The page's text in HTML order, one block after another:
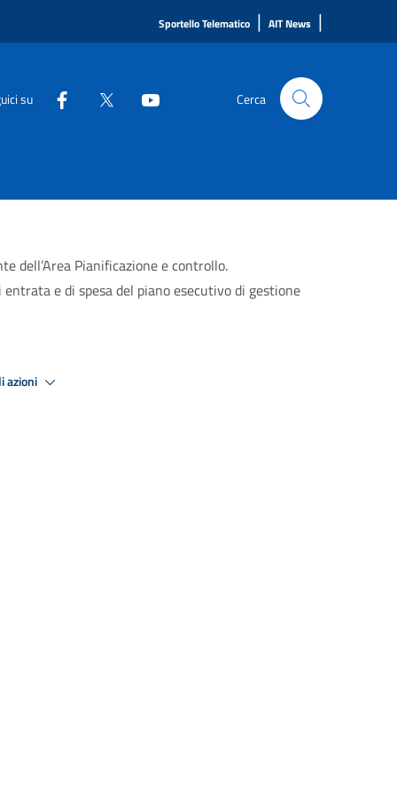
Sportello Telematico | AIT News |
su Cerca
dell’Area Pianificazione e controllo.
e di spesa del piano esecutivo di gestione
azioni